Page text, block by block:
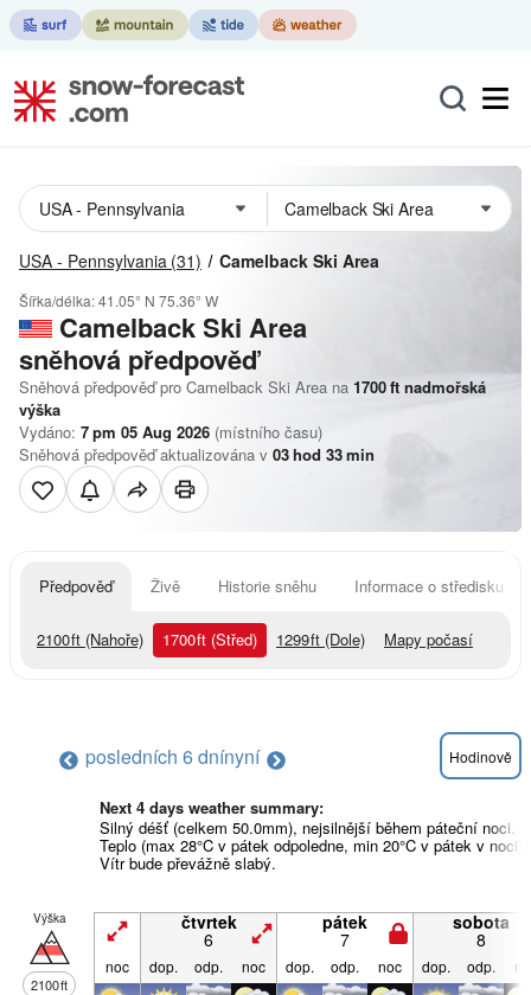
USA - Pennsylvania (31) Camelback Ski Area
Šířka/délka:41.05° N 75.36° W
Camelback Ski Area
sněhová předpověď
Sněhová předpověď pro Camelback Ski Area na 1700ft nadmořská
výška
Vydáno: 7 pm 05 Aug 2026 (místního času)
Sněhová předpověď aktualizována v 03hod 33min
Předpověď Živě Historie sněhu Informace o středisku
2100ft (Nahoře) 1700ft (Střed) 1299ft (Dole) Mapy počasí
posledních 6 dnínyní Hodinově
Next 4 days weather summary:
Silný déšť (celkem 50.0mm), nejsilnější během páteční noci.
Teplo (max 28°C v pátek odpoledne, min 20°C v pátek v noci).
Vítr bude převážně slabý.
Výška
2100ft
čtvrtek
6
pátek
7
sobota
8
noc dop. odp. noc dop. odp. noc dop. odp.